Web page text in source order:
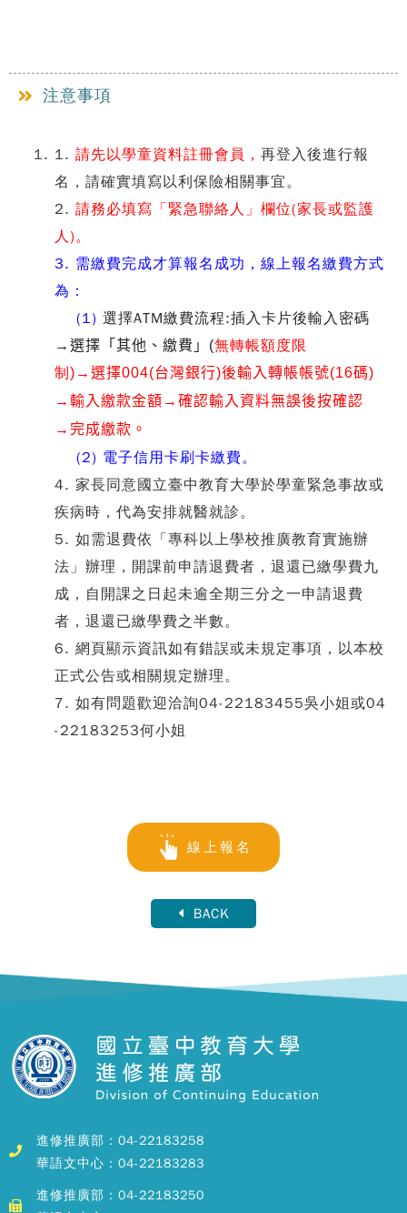
注意事項
1. 請先以學童資料註冊會員， 再登入後進行報
名，請確實填寫以利保險相關事宜。
2. 請務必填寫 「 緊急聯絡人 」 欄位(家長或監護
人)。
3. 需繳費完成才算報名成功，線上報名繳費方式
為：
(1) 選擇ATM繳費流程:插入卡片後輸入密碼
→選擇 「其他、繳費」(無轉帳額度限
制) →選擇004(台灣銀行)後輸入轉帳帳號(16碼)
→輸入繳款金額 →確認輸入資料無誤後按確認
→完成繳款。
(2) 電子信用卡刷卡繳費。
4. 家長同意國立臺中教育大學於學童緊急事故或
疾病時，代為安排就醫就診。
5. 如需退費依「專科以上學校推廣教育實施辦
法」辦理，開課前申請退費者，退還已繳學費九
成，自開課之日起未逾全期三分之一申請退費
者，退還已繳學費之半數。
6. 網頁顯示資訊如有錯誤或未規定事項，以本校
正式公告或相關規定辦理。
7. 如有問題歡迎洽詢04-22183455吳小姐或04
-22183253何小姐
線上報名
BACK
進修推廣部：04-22183258
華語文中心：04-22183283
進修推廣部：04-22183250